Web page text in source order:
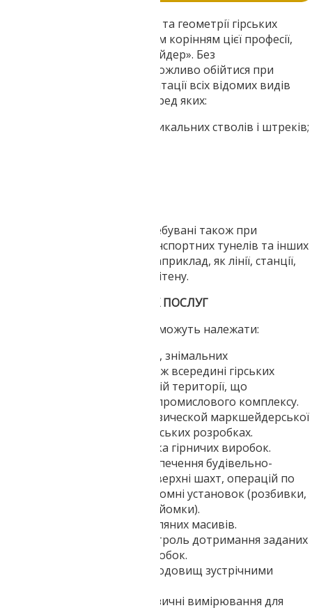
За фахівцями в сфері геодезії та геометрії гірських
розробок, завдяки німецьким корінням цієї професії,
закріпилася назва - «маркшейдер». Без
маркшейдерських робіт неможливо обійтися при
створенні і в процесі експлуатації всіх відомих видів
гірничодобувних об'єктів, серед яких:
шахти з системою вертикальних стволів і штреків;
Послуги маркшейдерів затребувані також при
підземному будівництві транспортних тунелів та інших
інженерних споруд. Таких, наприклад, як лінії, станції,
допоміжні об'єкти метрополітену.
ВИДИ МАРКШЕЙДЕРСЬКИХ ПОСЛУГ
До обов'язків маркшейдера можуть належати:
Облаштування опорних, знімальних
маркшейдерських мереж всередині гірських
виробок і на поверхневій території, що
обслуговується гірничопромислового комплексу.
Проведення топогеодезической маркшейдерської
зйомки на кар'єрних гірських розробках.
Маркшейдерська зйомка гірничих виробок.
Маркшейдерська забезпечення будівельно-
монтажних робіт на поверхні шахт, операцій по
обладнанню спускопідйомні установок (розбивки,
періодичні геодезичні зйомки).
Визначення обсягів земляних масивів.
Маркшейдерський контроль дотримання заданих
напрямків гірничих виробок.
Розрахунок розробки родовищ зустрічними
Маркшейдерські геодезичні вимірювання для